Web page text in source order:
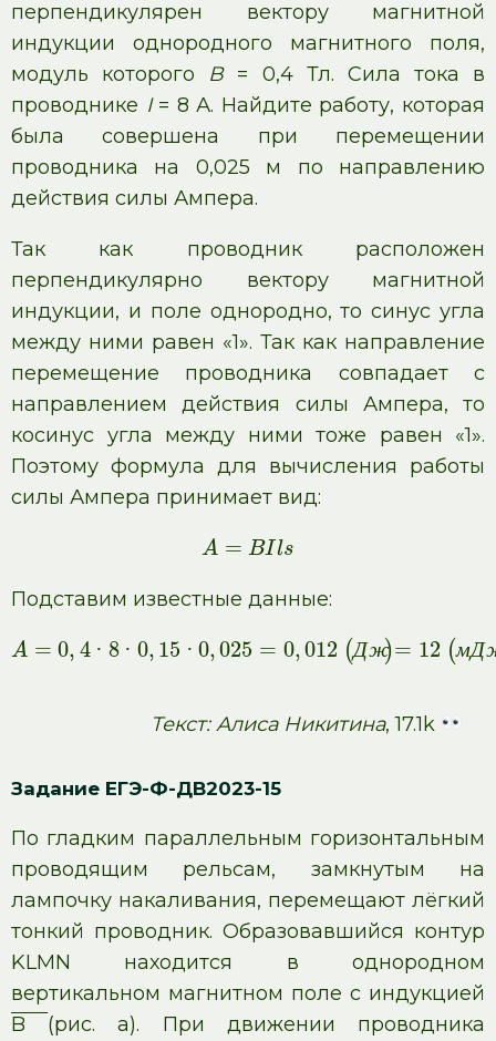
перпендикулярен вектору магнитной
индукции однородного магнитного поля,
модуль которого B= 0,4 Тл. Сила тока в
проводнике I= 8 А. Найдите работу, которая
была совершена при перемещении
проводника на 0,025 м по направлению
действия силы Ампера.
Так как проводник расположен
перпендикулярно вектору магнитной
индукции, и поле однородно, то синус угла
между ними равен «1». Так как направление
перемещение проводника совпадает с
направлением действия силы Ампера, то
косинус угла между ними тоже равен «1».
Поэтому формула для вычисления работы
силы Ампера принимает вид:
A = BIls
Подставим известные данные:
A = 0, 4 · 8 · 0, 15 · 0,025 = 0,012 (Дж)= 12 (мД
Текст: Алиса Никитина, 17.1k
Задание ЕГЭ-Ф-ДВ2023-15
По гладким параллельным горизонтальным
проводящим рельсам, замкнутым на
лампочку накаливания, перемещают лёгкий
тонкий проводник. Образовавшийся контур
KLMN находится в однородном
вертикальном магнитном поле с индукцией
B (рис. а). При движении проводника